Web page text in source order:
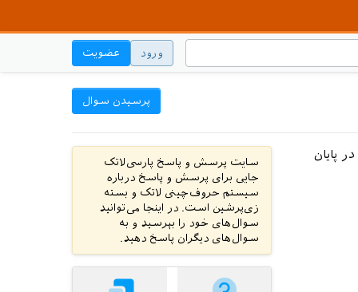
ورود عضویت
پرسیدن سوال
پایان
سایت پرسش و پاسخ پارسی‌لاتک
جایی برای پرسش و پاسخ درباره
سیستم حروف‌چینی لاتک و بسته
زی‌پرشین است. در اینجا می‌توانید
سوال‌های خود را بپرسید و به
سوال‌های دیگران پاسخ دهید.